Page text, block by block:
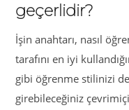
geçerlidir?
İşin anahtarı, nasıl
tarafını en iyi
gibi öğrenme stilinizi
girebileceğiniz